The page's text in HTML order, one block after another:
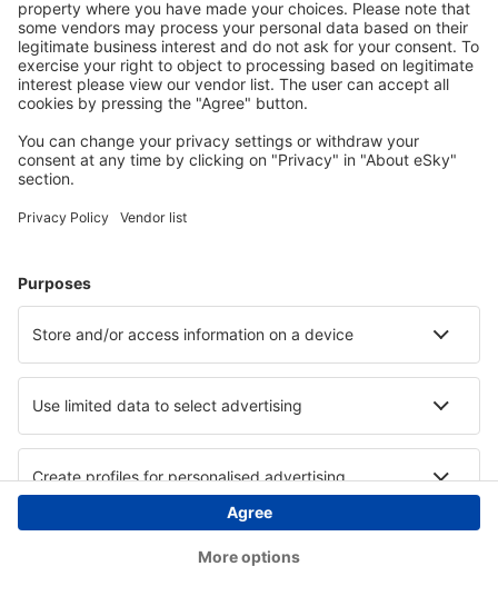
Copyright © eSkyTravel.no. Alle rettigheter forbeholdt.